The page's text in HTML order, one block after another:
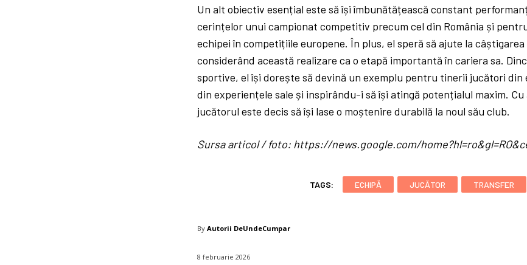
Un alt obiectiv esențial este să își îmbunătățească constant
cerințelor unui campionat competitiv precum cel din România și
echipei în competițiile europene. În plus, el speră să ajute la
considerând această realizare ca o etapă importantă în cariera sa.
sportive, el își dorește să devină un exemplu pentru tinerii jucători
din experiențele sale și inspirându-i să își atingă potențialul maxim.
jucătorul este decis să își lase o moștenire durabilă la noul său club.
Sursa articol / foto: https://news.google.com/
TAGS: ECHIPĂ JUCĂTOR TRANSFER
By Autorii DeUndeCumpar
8 februarie 2026